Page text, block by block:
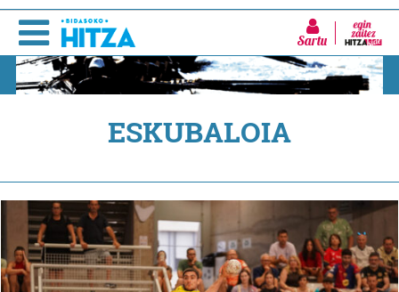
Sartu
ESKUBALOIA